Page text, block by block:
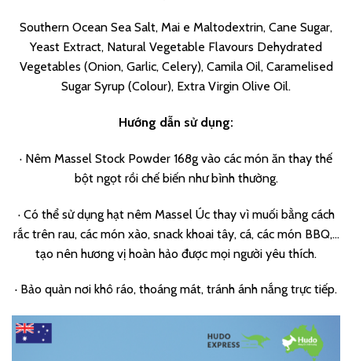
Southern Ocean Sea Salt, Mai e Maltodextrin, Cane Sugar,
Yeast Extract, Natural Vegetable Flavours Dehydrated
Vegetables (Onion, Garlic, Celery), Camila Oil, Caramelised
Sugar Syrup (Colour), Extra Virgin Olive Oil.
Hướng dẫn sử dụng:
· Nêm Massel Stock Powder 168g vào các món ăn thay thế
bột ngọt rồi chế biến như bình thường.
· Có thể sử dụng hạt nêm Massel Úc thay vì muối bằng cách
rắc trên rau, các món xào, snack khoai tây, cá, các món BBQ,…
tạo nên hương vị hoàn hảo được mọi người yêu thích.
· Bảo quản nơi khô ráo, thoáng mát, tránh ánh nắng trực tiếp.